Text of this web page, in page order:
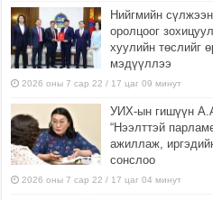
Нийгмийн
оролцоог
хуулийн төслийг
мэдүүллээ
2026 оны 7 сар 22 / 17 цаг 09 минут
УИХ-ын гишүүн
“Нээлттэй
ажиллаж,
сонслоо
2026 оны 7 сар 22 / 17 цаг 04 минут